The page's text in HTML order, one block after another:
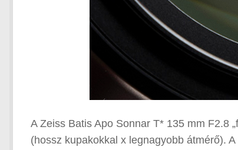
A Zeiss Batis Apo Sonnar T* 135 mm F2.8
(hossz kupakokkal x legnagyobb átmérő).